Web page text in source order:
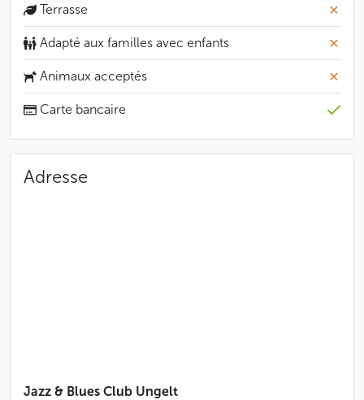
Terrasse
Adapté aux familles avec enfants
Animaux acceptés
Carte bancaire
Adresse
Jazz & Blues Club Ungelt